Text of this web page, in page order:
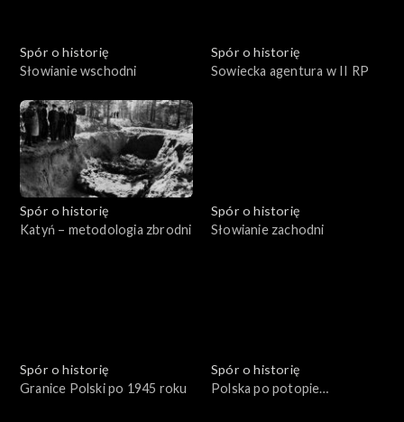
Spór o historię
Słowianie wschodni
Spór o historię
Sowiecka agentura w II RP
Spór o historię
Katyń – metodologia zbrodni
Spór o historię
Słowianie zachodni
Spór o historię
Granice Polski po 1945 roku
Spór o historię
Polska po potopie